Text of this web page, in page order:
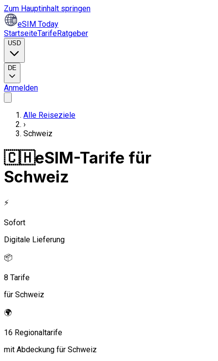
Zum Hauptinhalt springen
eSIM Today
StartseiteTarifeRatgeber
USD
DE
Anmelden
Alle Reiseziele
›
Schweiz
🇨🇭eSIM-Tarife für
Schweiz
⚡
Sofort
Digitale Lieferung
📦
8 Tarife
für Schweiz
🌍
16 Regionaltarife
mit Abdeckung für Schweiz